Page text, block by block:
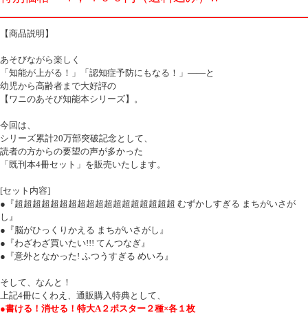
【商品説明】
あそびながら楽しく
「知能が上がる！」「認知症予防にもなる！」――と
幼児から高齢者まで大好評の
【ワニのあそび知能本シリーズ】。
今回は、
シリーズ累計20万部突破記念として、
読者の方からの要望の声が多かった
「既刊本4冊セット」を販売いたします。
[セット内容]
●『超超超超超超超超超超超超超超超超超超 むずかしすぎる まちがいさが
し』
●『脳がひっくりかえる まちがいさがし』
●『わざわざ買いたい!!! てんつなぎ』
●『意外となかった! ふつうすぎる めいろ』
そして、なんと！
上記4冊にくわえ、通販購入特典として、
●書ける！消せる！特大A２ポスター２種×各１枚